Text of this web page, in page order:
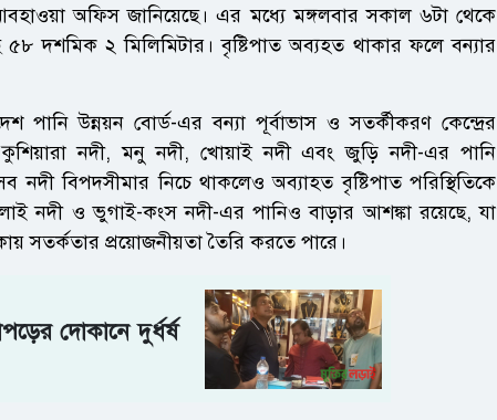
অফিস জানিয়েছে। এর মধ্যে মঙ্গলবার সকাল ৬টা থেকে
৫৮ দশমিক ২ মিলিমিটার। বৃষ্টিপাত অব্যহত থাকার ফলে বন্যার
পানি উন্নয়ন বোর্ড-এর বন্যা পূর্বাভাস ও সতর্কীকরণ কেন্দ্রের
নদী, মনু নদী, খোয়াই নদী এবং জুড়ি নদী-এর পানি
নদী বিপদসীমার নিচে থাকলেও অব্যাহত বৃষ্টিপাত পরিস্থিতিকে
নদী ও ভুগাই-কংস নদী-এর পানিও বাড়ার আশঙ্কা রয়েছে, যা
সতর্কতার প্রয়োজনীয়তা তৈরি করতে পারে।
দোকানে দুর্ধর্ষ